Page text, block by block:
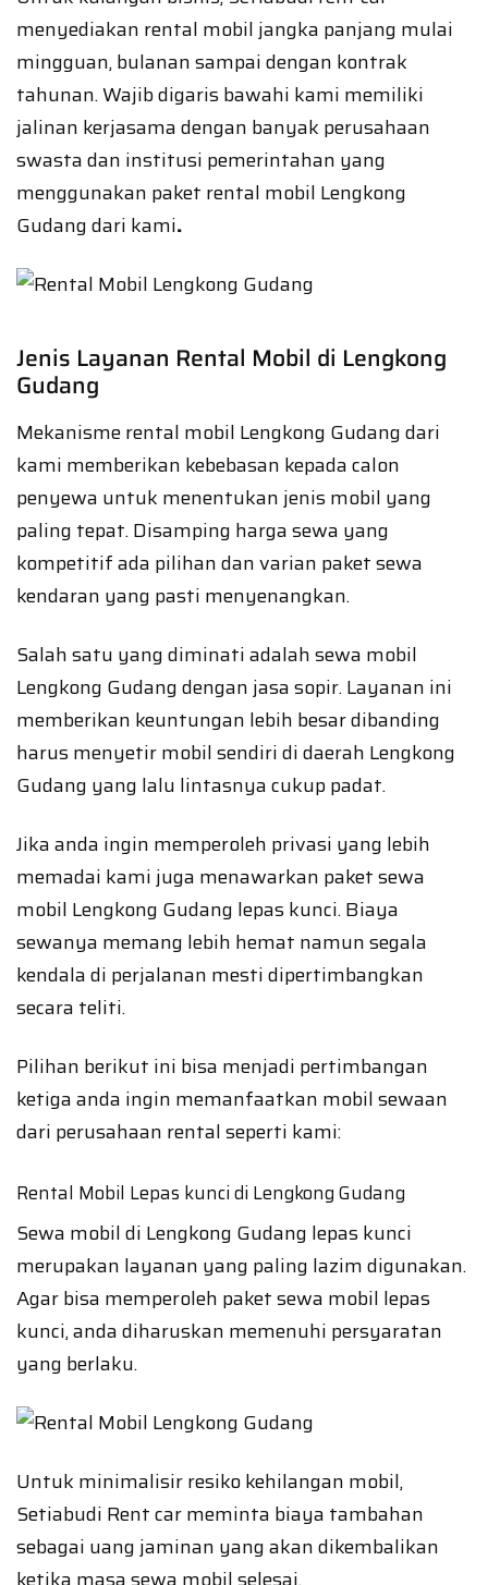
menyediakan rental mobil jangka panjang mulai
mingguan, bulanan sampai dengan kontrak
tahunan. Wajib digaris bawahi kami memiliki
jalinan kerjasama dengan banyak perusahaan
swasta dan institusi pemerintahan yang
menggunakan paket rental mobil Lengkong
Gudang dari kami.
Jenis Layanan Rental Mobil di Lengkong
Gudang
Mekanisme rental mobil Lengkong Gudang dari
kami memberikan kebebasan kepada calon
penyewa untuk menentukan jenis mobil yang
paling tepat. Disamping harga sewa yang
kompetitif ada pilihan dan varian paket sewa
kendaran yang pasti menyenangkan.
Salah satu yang diminati adalah sewa mobil
Lengkong Gudang dengan jasa sopir. Layanan ini
memberikan keuntungan lebih besar dibanding
harus menyetir mobil sendiri di daerah Lengkong
Gudang yang lalu lintasnya cukup padat.
Jika anda ingin memperoleh privasi yang lebih
memadai kami juga menawarkan paket sewa
mobil Lengkong Gudang lepas kunci. Biaya
sewanya memang lebih hemat namun segala
kendala di perjalanan mesti dipertimbangkan
secara teliti.
Pilihan berikut ini bisa menjadi pertimbangan
ketiga anda ingin memanfaatkan mobil sewaan
dari perusahaan rental seperti kami:
Rental Mobil Lepas kunci di Lengkong Gudang
Sewa mobil di Lengkong Gudang lepas kunci
merupakan layanan yang paling lazim digunakan.
Agar bisa memperoleh paket sewa mobil lepas
kunci, anda diharuskan memenuhi persyaratan
yang berlaku.
Untuk minimalisir resiko kehilangan mobil,
Setiabudi Rent car meminta biaya tambahan
sebagai uang jaminan yang akan dikembalikan